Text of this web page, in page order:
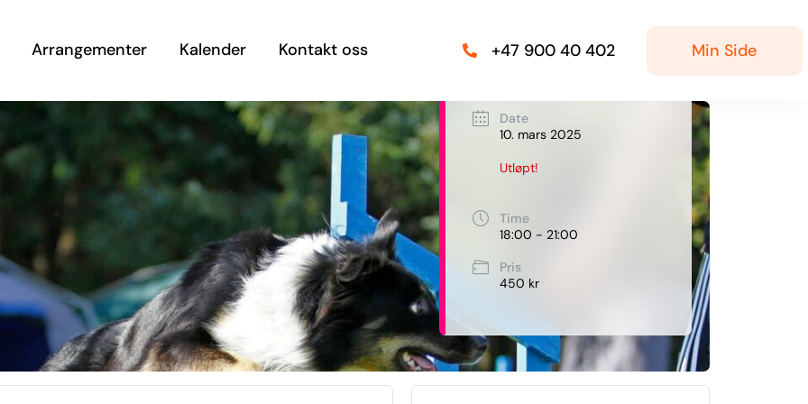
Arrangementer Kalender Kontakt oss +47 900 40 402 Min Side
Date
10. mars 2025
Utløpt!
Time
18:00 - 21:00
Pris
450 kr